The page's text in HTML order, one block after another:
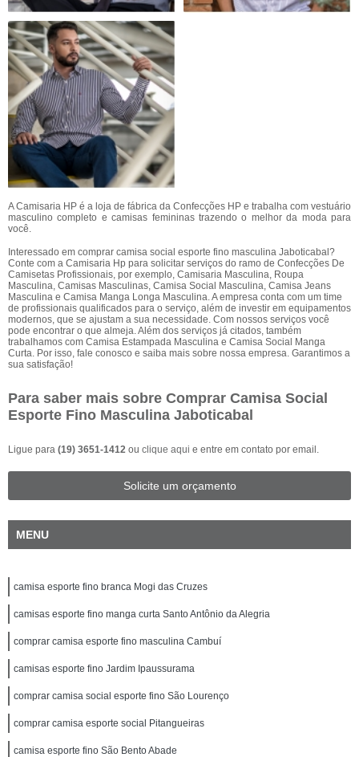
A Camisaria HP é a loja de fábrica da Confecções HP e trabalha com vestuário
masculino completo e camisas femininas trazendo o melhor da moda para
você.
Interessado em comprar camisa social esporte fino masculina Jaboticabal?
Conte com a Camisaria Hp para solicitar serviços do ramo de Confecções De
Camisetas Profissionais, por exemplo, Camisaria Masculina, Roupa
Masculina, Camisas Masculinas, Camisa Social Masculina, Camisa Jeans
Masculina e Camisa Manga Longa Masculina. A empresa conta com um time
de profissionais qualificados para o serviço, além de investir em equipamentos
modernos, que se ajustam a sua necessidade. Com nossos serviços você
pode encontrar o que almeja. Além dos serviços já citados, também
trabalhamos com Camisa Estampada Masculina e Camisa Social Manga
Curta. Por isso, fale conosco e saiba mais sobre nossa empresa. Garantimos a
sua satisfação!
Para saber mais sobre Comprar Camisa Social
Esporte Fino Masculina Jaboticabal
Ligue para (19) 3651-1412 ou clique aqui e entre em contato por email.
Solicite um orçamento
MENU
camisa esporte fino branca Mogi das Cruzes
camisas esporte fino manga curta Santo Antônio da Alegria
comprar camisa esporte fino masculina Cambuí
camisas esporte fino Jardim Ipaussurama
comprar camisa social esporte fino São Lourenço
comprar camisa esporte social Pitangueiras
camisa esporte fino São Bento Abade